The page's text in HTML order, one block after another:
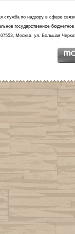
служба по надзору в сфере
государственное
Москва, ул. Большая